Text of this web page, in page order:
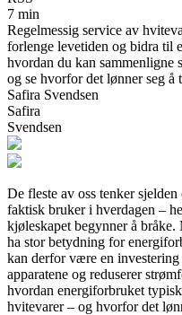
7 min
Regelmessig service av
forlenge levetiden og bidra til
hvordan du kan sammenligne
og se hvorfor det lønner seg å
Safira Svendsen
Safira
Svendsen
De fleste av oss tenker
faktisk bruker i hverdagen –
kjøleskapet begynner å
ha stor betydning for
kan derfor være en
apparatene og reduserer
hvordan energiforbruket
hvitevarer – og hvorfor det